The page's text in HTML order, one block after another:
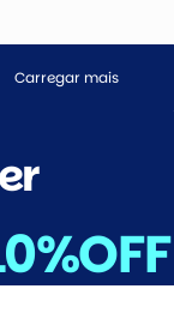
Carregar mais